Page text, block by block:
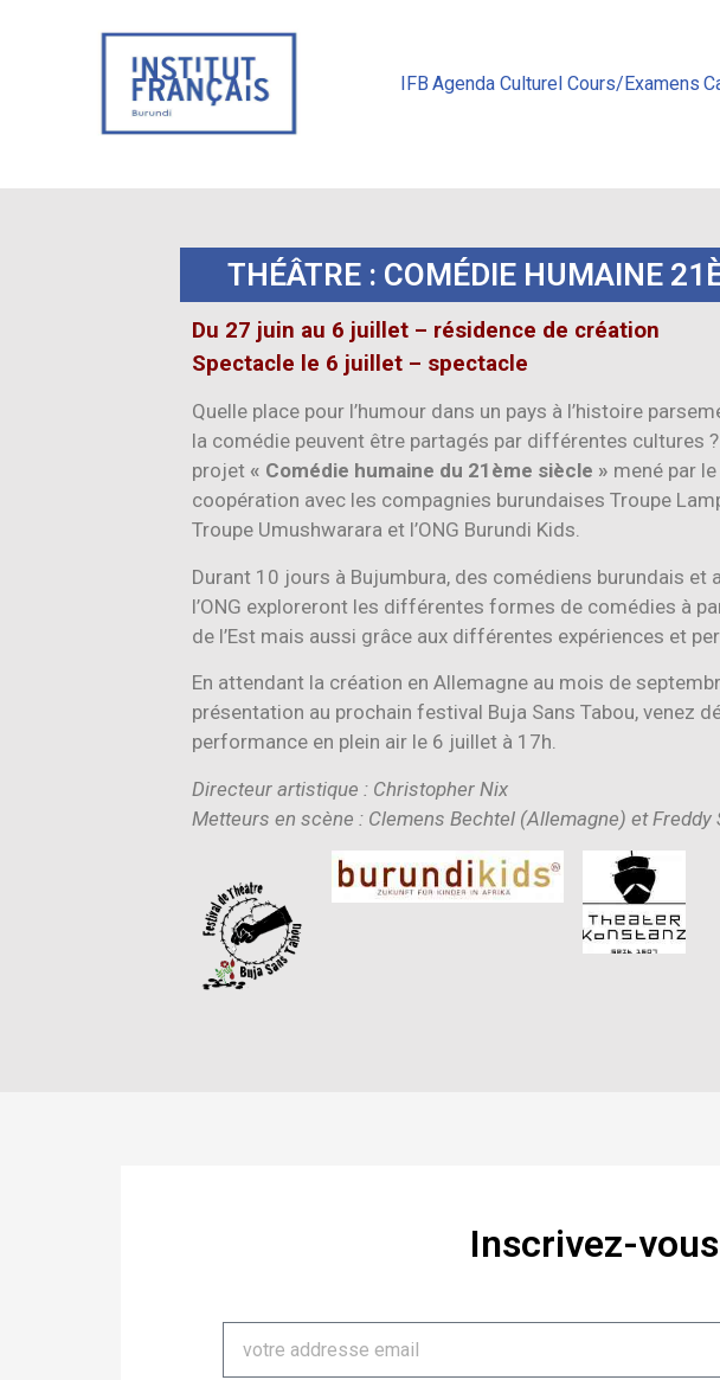
IFB Agenda Culturel Cours/Examens
THÉÂTRE : COMÉDIE HUMAINE
Du 27 juin au 6 juillet – résidence de création
Spectacle le 6 juillet – spectacle
Quelle place pour l’humour dans un pays à l’histoire
la comédie peuvent être partagés par différentes cultures
projet « Comédie humaine du 21ème siècle » mené par
coopération avec les compagnies burundaises Troupe
Troupe Umushwarara et l’ONG Burundi Kids.
Durant 10 jours à Bujumbura, des comédiens burundais et
l’ONG exploreront les différentes formes de comédies à
de l’Est mais aussi grâce aux différentes expériences et
En attendant la création en Allemagne au mois de
présentation au prochain festival Buja Sans Tabou, venez
performance en plein air le 6 juillet à 17h.
Directeur artistique : Christopher Nix
Metteurs en scène : Clemens Bechtel (Allemagne) et Freddy
Inscrivez-